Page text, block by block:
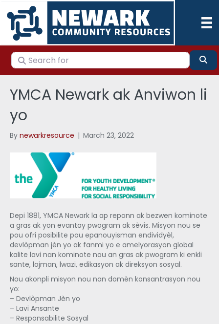
Search for
YMCA Newark ak Anviwon li
yo
By newarkresource | March 23, 2022
Depi 1881, YMCA Newark la ap reponn ak bezwen kominote
a gras ak yon evantay pwogram ak sèvis. Misyon nou se
pou ofri posibilite pou epanouyisman endividyèl,
devlòpman jèn yo ak fanmi yo e amelyorasyon global
kalite lavi nan kominote nou an gras ak pwogram ki enkli
sante, lojman, lwazi, edikasyon ak direksyon sosyal.
Nou akonpli misyon nou nan domèn konsantrasyon nou
yo:
– Devlòpman Jèn yo
– Lavi Ansante
– Responsabilite Sosyal